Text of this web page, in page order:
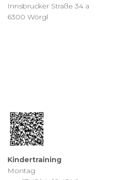
Innsbrucker Straße 34 a
6300 Wörgl
Kindertraining
Montag